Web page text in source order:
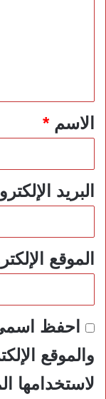
*الاسم*
البريد
الموقع
احفظ
والموقع
لاستخدامها